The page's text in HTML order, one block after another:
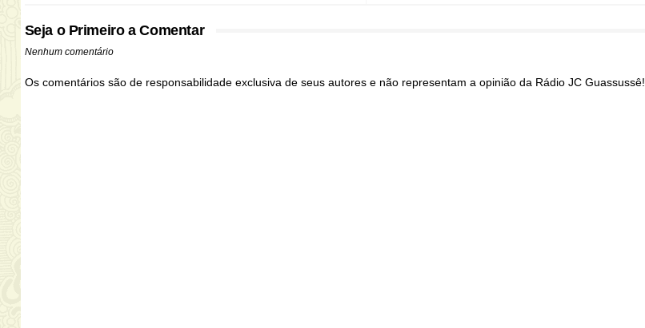
Seja o Primeiro a Comentar
Nenhum comentário
Os comentários são de responsabilidade exclusiva de seus autores e não representam a opinião da Rádio JC Guassussê!